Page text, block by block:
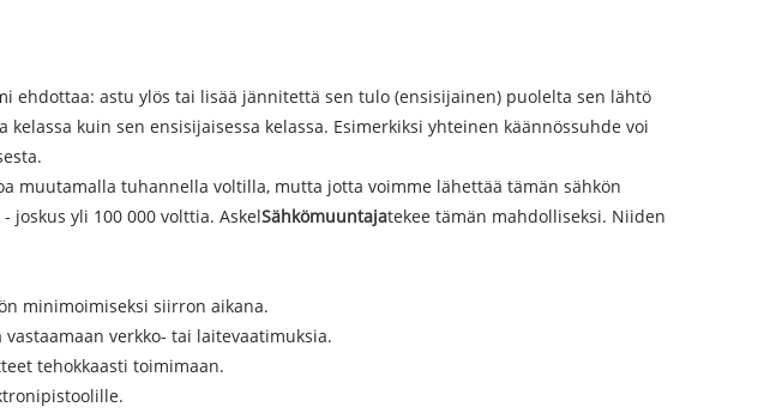
astu ylös tai lisää jännitettä sen tulo (ensisijainen) puolelta sen lähtö
kelassa kuin sen ensisijaisessa kelassa. Esimerkiksi yhteinen käännössuhde voi
muutamalla tuhannella voltilla, mutta jotta voimme lähettää tämän sähkön
yli 100 000 volttia. AskelSähkömuuntajatekee tämän mahdolliseksi. Niiden
minimoimiseksi siirron aikana.
verkko- tai laitevaatimuksia.
tehokkaasti toimimaan.